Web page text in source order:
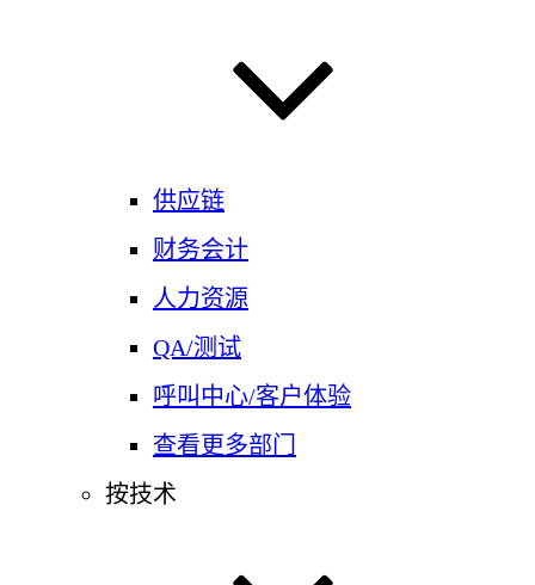
供应链
财务会计
人力资源
QA/测试
呼叫中心/客户体验
查看更多部门
按技术